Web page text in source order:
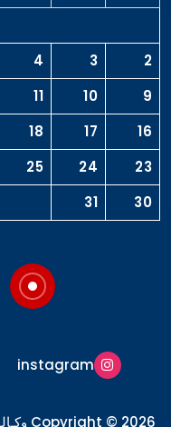
2
3
4
9
10
11
16
17
18
23
24
25
30
31
instagram
Copyright © 2026 وكـالـة انـبـاء الـعـراقـيـة | Powered by